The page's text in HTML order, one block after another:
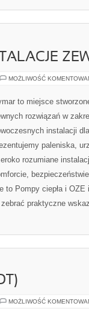
MOŻLIWOŚĆ
to miejsce
rozwiązań w
instalacji
paleniska,
rozumiane
to Pompy ciepła i
praktyczne
MOŻLIWOŚĆ